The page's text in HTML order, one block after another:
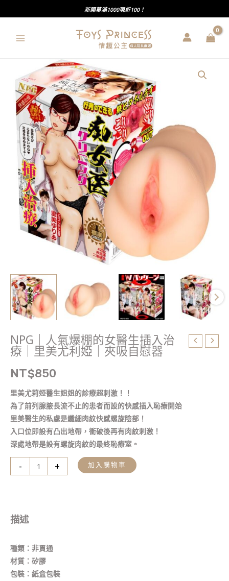
至
新開幕滿1000現折100！
NPG｜人氣爆棚的女醫生插入治
療｜里美尤利婭｜夾吸自慰器
NT$850
里美尤莉婭醫生姐姐的診療超刺激！！
為了前列腺腋長流不止的患者而設的快感插入恥療開始
里美醫生的私處是纖細肉紋快感螺旋陰部！
入口位即設有凸出地帶，衝破後再有肉紋刺激！
深處地帶是設有螺旋肉紋的最終恥療室。
-
｜
人
氣
爆
尤
利
婭
｜
吸
自
慰
數
量
+ 加入購物車
描述
種類：非貫通
材質：矽膠
包裝：紙盒包裝